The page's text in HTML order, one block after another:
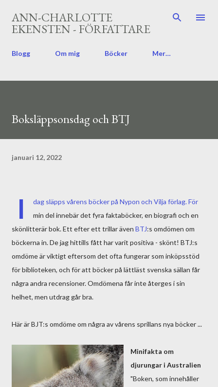
Fortsätt till huvudinnehåll
ANN-CHARLOTTE
EKENSTEN - FÖRFATTARE
Blogg Om mig Böcker Mer…
Boksläppsonsdag och BTJ
januari 12, 2022
I dag släpps vårens böcker på Nypon och Vilja förlag. För
min del innebär det fyra faktaböcker, en biografi och en
skönlitterär bok. Ett efter ett trillar även BTJ:s omdömen om
böckerna in. De jag hittills fått har varit positiva - skönt! BTJ:s
omdöme är viktigt eftersom det ofta fungerar som inköpsstöd
för biblioteken, och för att böcker på lättläst svenska sällan får
några andra recensioner. Omdömena får inte återges i sin
helhet, men utdrag går bra.
Här är BJT:s omdöme om några av vårens sprillans nya böcker ...
Minifakta om
djurungar i Australien
"Boken, som innehåller